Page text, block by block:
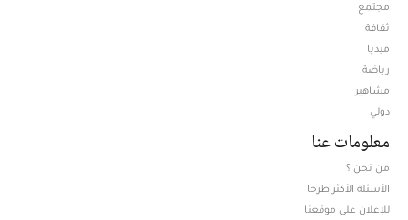
مجتمع
ثقافة
ميديا
رياضة
مشاهير
دولي
معلومات عنا
من نحن ؟
الأسئلة الأكثر طرحا
للإعلان على موقعنا